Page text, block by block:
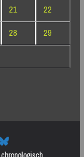
21
22
28
29